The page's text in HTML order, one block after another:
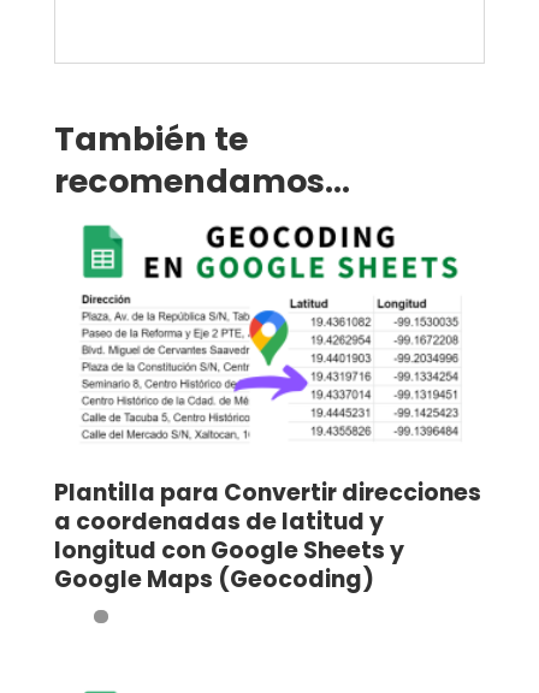
También te
recomendamos…
Plantilla para Convertir direcciones
a coordenadas de latitud y
longitud con Google Sheets y
Google Maps (Geocoding)